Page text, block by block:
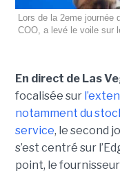
Lors de la 2eme journée
COO, a levé le voile sur
En direct de Las
focalisée sur
notamment du
service, le second
s’est centré sur
point, le